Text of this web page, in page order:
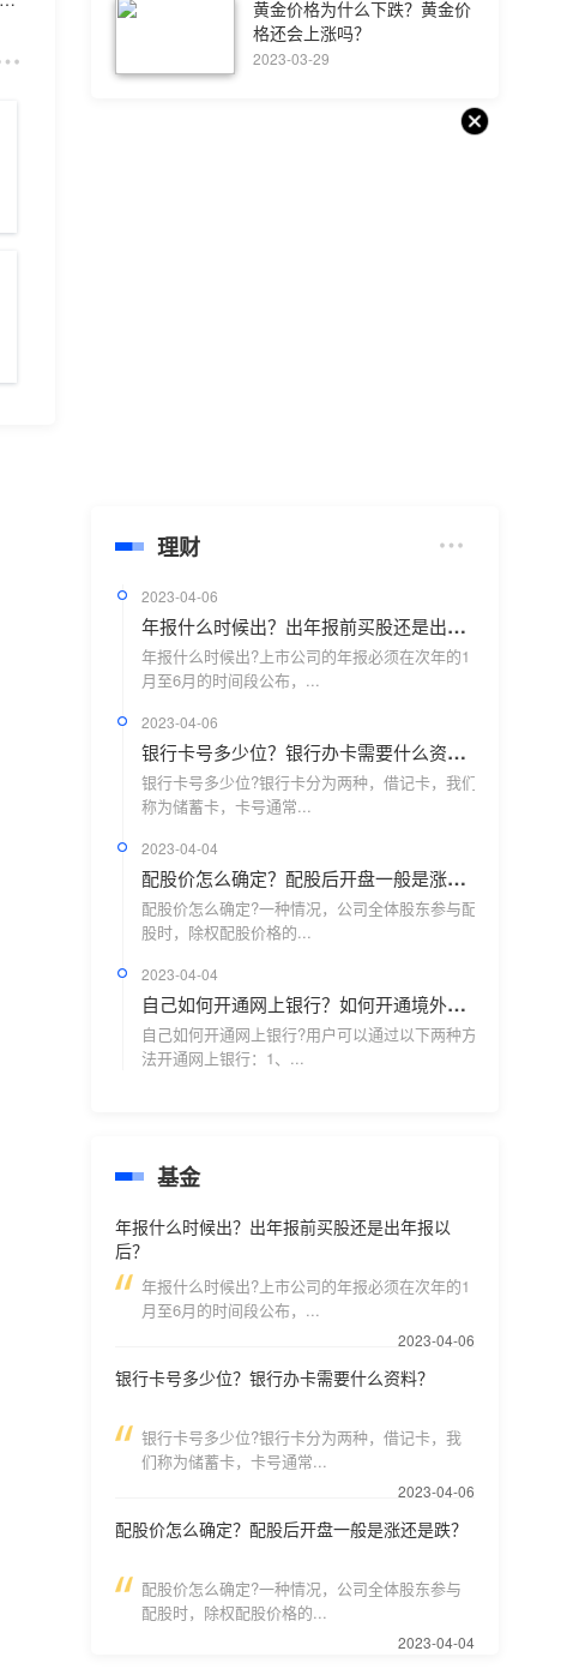
黄金价格为什么下跌？黄金价
格还会上涨吗？
2023-03-29
理财
2023-04-06
年报什么时候出？出年报前买股还是出年报以后？
年报什么时候出?上市公司的年报必须在次年的1
月至6月的时间段公布，...
2023-04-06
银行卡号多少位？银行办卡需要什么资料？
银行卡号多少位?银行卡分为两种，借记卡，我们
称为储蓄卡，卡号通常...
2023-04-04
配股价怎么确定？配股后开盘一般是涨还是跌？
配股价怎么确定?一种情况，公司全体股东参与配
股时，除权配股价格的...
2023-04-04
自己如何开通网上银行？如何开通境外银行账户？
自己如何开通网上银行?用户可以通过以下两种方
法开通网上银行：1、...
基金
年报什么时候出？出年报前买股还是出年报以
后？
年报什么时候出?上市公司的年报必须在次年的1
月至6月的时间段公布，...
2023-04-06
银行卡号多少位？银行办卡需要什么资料？
银行卡号多少位?银行卡分为两种，借记卡，我
们称为储蓄卡，卡号通常...
2023-04-06
配股价怎么确定？配股后开盘一般是涨还是跌？
配股价怎么确定?一种情况，公司全体股东参与
配股时，除权配股价格的...
2023-04-04